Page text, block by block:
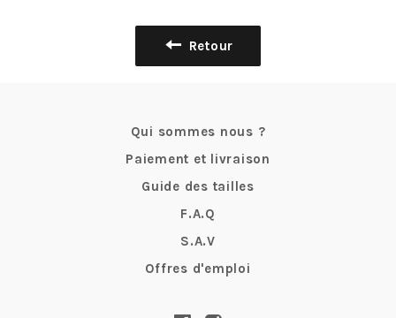
Retour
Qui sommes nous ?
Paiement et livraison
Guide des tailles
F.A.Q
S.A.V
Offres d'emploi